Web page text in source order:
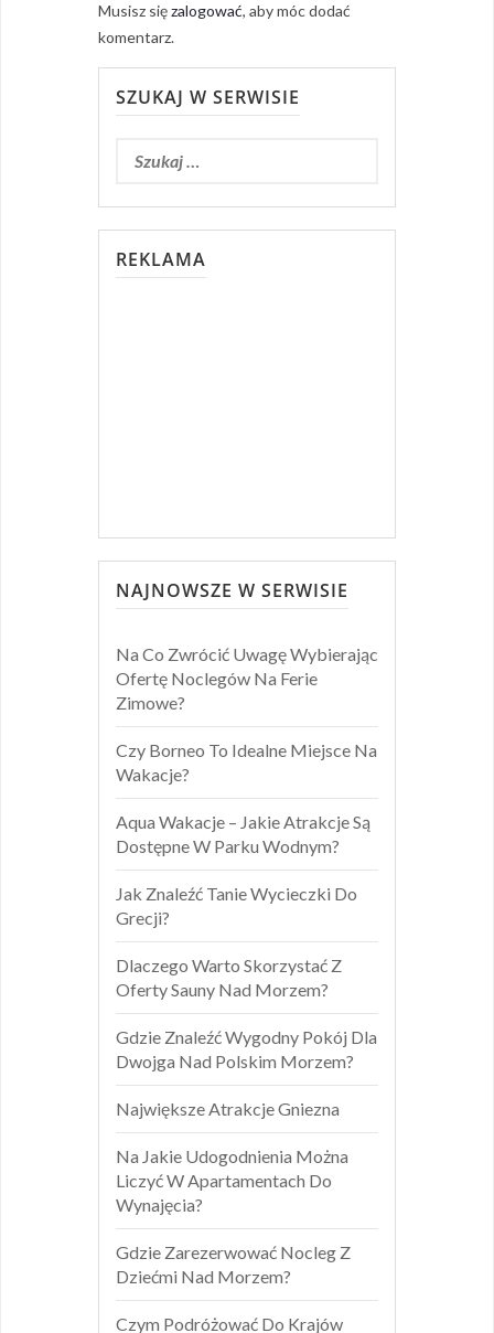
Musisz sięzalogować, aby móc dodać
komentarz.
SZUKAJ W SERWISIE
REKLAMA
NAJNOWSZE W SERWISIE
Na Co Zwrócić Uwagę Wybierając
Ofertę Noclegów Na Ferie
Zimowe?
Czy Borneo To Idealne Miejsce Na
Wakacje?
Aqua Wakacje – Jakie Atrakcje Są
Dostępne W Parku Wodnym?
Jak Znaleźć Tanie Wycieczki Do
Grecji?
Dlaczego Warto Skorzystać Z
Oferty Sauny Nad Morzem?
Gdzie Znaleźć Wygodny Pokój Dla
Dwojga Nad Polskim Morzem?
Największe Atrakcje Gniezna
Na Jakie Udogodnienia Można
Liczyć W Apartamentach Do
Wynajęcia?
Gdzie Zarezerwować Nocleg Z
Dziećmi Nad Morzem?
Czym Podróżować Do Krajów